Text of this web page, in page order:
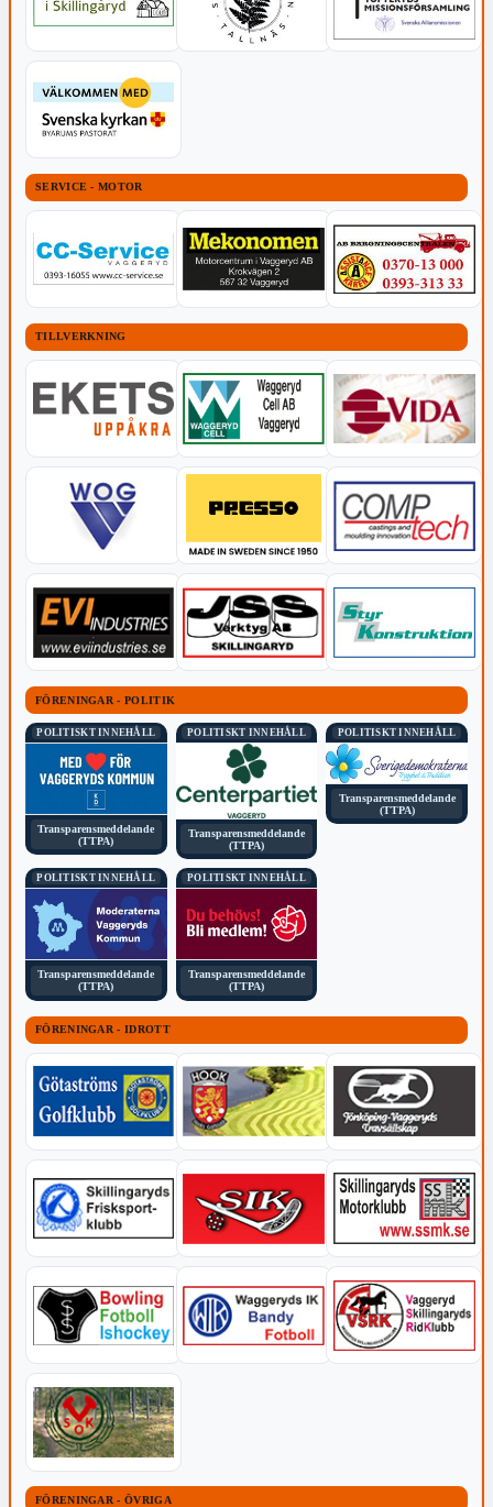
SERVICE - MOTOR
TILLVERKNING
FÖRENINGAR - POLITIK
POLITISKT INNEHÅLL
Transparensmeddelande
(TTPA)
POLITISKT INNEHÅLL
Transparensmeddelande
(TTPA)
POLITISKT INNEHÅLL
Transparensmeddelande
(TTPA)
POLITISKT INNEHÅLL
Transparensmeddelande
(TTPA)
POLITISKT INNEHÅLL
Transparensmeddelande
(TTPA)
FÖRENINGAR - IDROTT
FÖRENINGAR - ÖVRIGA